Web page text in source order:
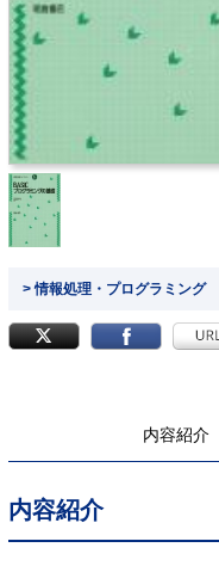
> 情報処理・プログラミング
内容紹介
内容紹介